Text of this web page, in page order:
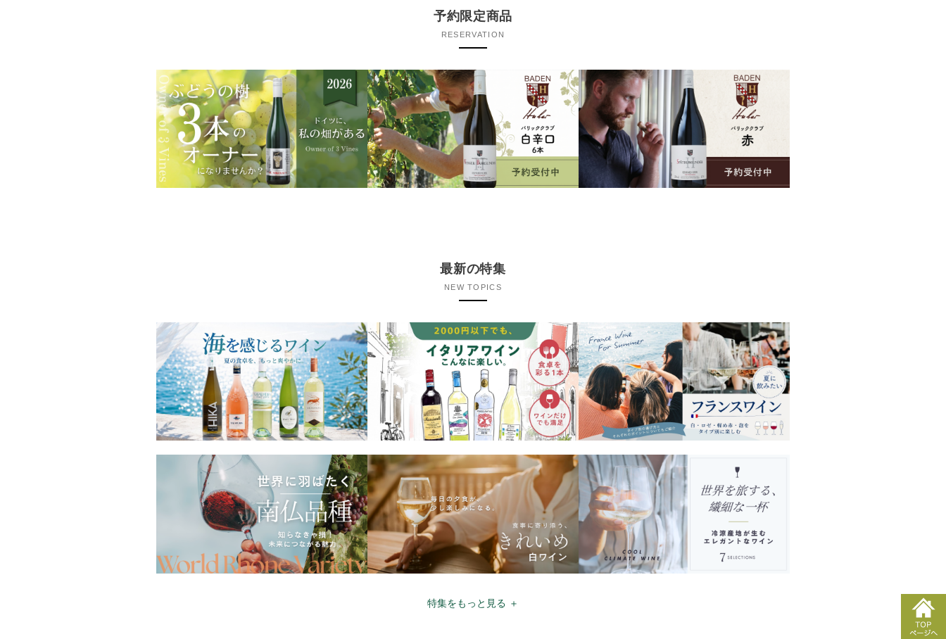
予約限定商品
RESERVATION
最新の特集
NEW TOPICS
特集をもっと見る ＋